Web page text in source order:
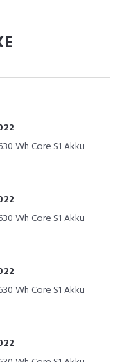
Wh Core S1 Akku
Wh Core S1 Akku
Wh Core S1 Akku